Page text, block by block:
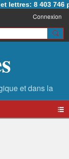
lettres: 8 403 746
Connexion